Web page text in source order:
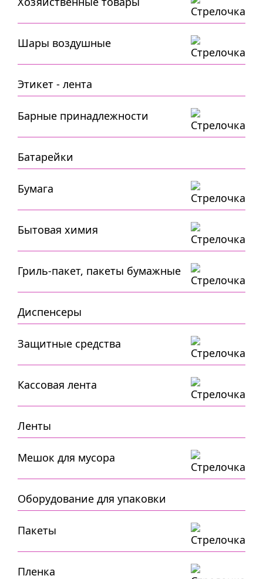
Шары воздушные
Этикет - лента
Барные принадлежности
Батарейки
Бумага
Бытовая химия
Гриль-пакет, пакеты бумажные
Диспенсеры
Защитные средства
Кассовая лента
Ленты
Мешок для мусора
Оборудование для упаковки
Пакеты
Пленка